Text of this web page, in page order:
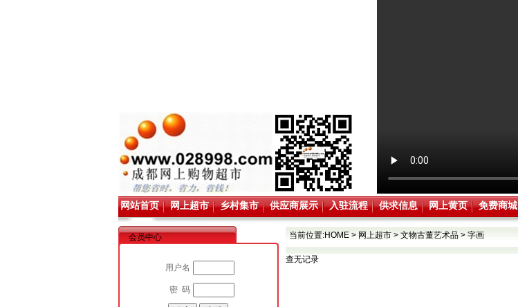
网站首页 网上超市 乡村集市 供应商展示 入驻流程 供求信息 网上黄页 免费商城
会员中心
用户名
密 码
当前位置:HOME> 网上超市> 文物古董艺术品> 字画
查无记录